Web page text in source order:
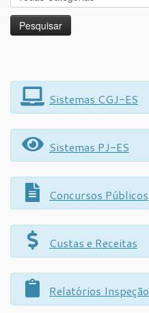
Sistemas CGJ-ES
Sistemas PJ-ES
Concursos Públicos
Custas e Receitas
Relatórios Inspeção